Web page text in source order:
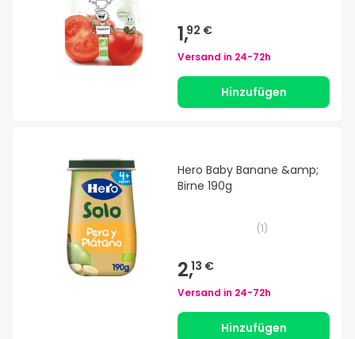
1,92 €
Versand in 24-72h
Hinzufügen
Hero Baby Banane &amp;
Birne 190g
(1)
2,13 €
Versand in 24-72h
Hinzufügen